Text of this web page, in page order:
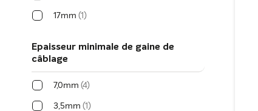
17mm 1
Epaisseur minimale de gaine de
câblage
7,0mm 4
3,5mm 1